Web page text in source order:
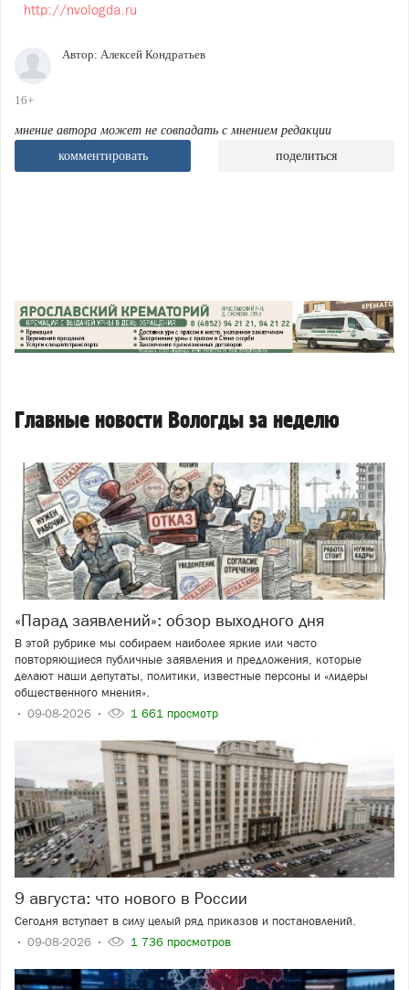
http://nvologda.ru
Автор: Алексей Кондратьев
16+
мнение автора может не совпадать с мнением редакции
комментировать
поделиться
Главные новости Вологды за неделю
«Парад заявлений»: обзор выходного дня
В этой рубрике мы собираем наиболее яркие или часто
повторяющиеся публичные заявления и предложения, которые
делают наши депутаты, политики, известные персоны и «лидеры
общественного мнения».
09-08-2026
1 661 просмотр
9 августа: что нового в России
Сегодня вступает в силу целый ряд приказов и постановлений.
09-08-2026
1 736 просмотров